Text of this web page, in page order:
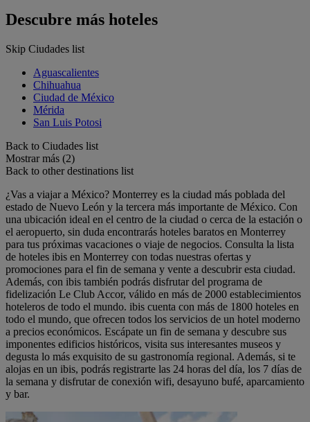
Descubre más hoteles
Skip Ciudades list
Aguascalientes
Chihuahua
Ciudad de México
Mérida
San Luis Potosi
Back to Ciudades list
Mostrar más (2)
Back to other destinations list
¿Vas a viajar a México? Monterrey es la ciudad más poblada del
estado de Nuevo León y la tercera más importante de México. Con
una ubicación ideal en el centro de la ciudad o cerca de la estación o
el aeropuerto, sin duda encontrarás hoteles baratos en Monterrey
para tus próximas vacaciones o viaje de negocios. Consulta la lista
de hoteles ibis en Monterrey con todas nuestras ofertas y
promociones para el fin de semana y vente a descubrir esta ciudad.
Además, con ibis también podrás disfrutar del programa de
fidelización Le Club Accor, válido en más de 2000 establecimientos
hoteleros de todo el mundo. ibis cuenta con más de 1800 hoteles en
todo el mundo, que ofrecen todos los servicios de un hotel moderno
a precios económicos. Escápate un fin de semana y descubre sus
imponentes edificios históricos, visita sus interesantes museos y
degusta lo más exquisito de su gastronomía regional. Además, si te
alojas en un ibis, podrás registrarte las 24 horas del día, los 7 días de
la semana y disfrutar de conexión wifi, desayuno bufé, aparcamiento
y bar.